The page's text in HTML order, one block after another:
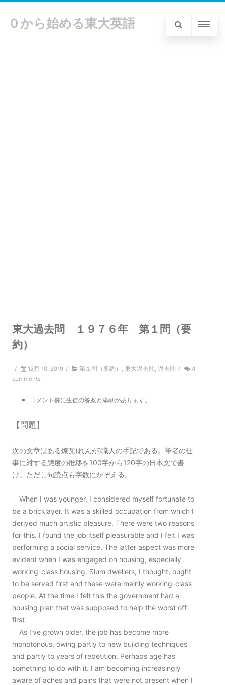
０から始める東大英語
東大過去問 １９７６年 第１問（要
約）
/ 12月 10, 2019 / 第１問（要約） , 東大過去問 , 過去問 /
4
comments
コメント欄に生徒の答案と添削があります。
【問題】
次の文章はある煉瓦(れんが)職人の手記である。筆者の仕
事に対する態度の推移を100字から120字の日本文で書
け。ただし句読点も字数にかぞえる。
When I was younger, I considered myself fortunate to
be a bricklayer. It was a skilled occupation from which I
derived much artistic pleasure. There were two reasons
for this. I found the job itself pleasurable and I felt I was
performing a social service. The latter aspect was more
evident when I was engaged on housing, especially
working-class housing. Slum dwellers, I thought, ought
to be served first and these were mainly working-class
people. At the time I felt this the government had a
housing plan that was supposed to help the worst off
first.
As I’ve grown older, the job has become more
monotonous, owing partly to new building techniques
and partly to years of repetition. Perhaps age has
something to do with it. I am becoming increasingly
aware of aches and pains that were not present when I